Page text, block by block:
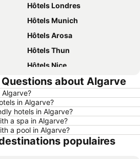
Hôtels Londres
Hôtels Munich
Hôtels Arosa
Hôtels Thun
Hôtels Nice
Hôtels Copenhague
Hôtels St Moritz
Hôtels Pontresina
Hôtels Berne
Hôtels Italie
about Algarve
in Algarve?
hotels in Algarve?
a spa in Algarve?
a pool in Algarve?
populaires